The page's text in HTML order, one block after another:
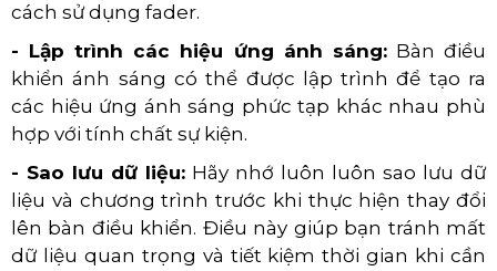
cách sử dụng fader.
- Lập trình các hiệu ứng ánh sáng:Bàn điều
khiển ánh sáng có thể được lập trình để tạo ra
các hiệu ứng ánh sáng phức tạp khác nhau phù
hợp với tính chất sự kiện.
- Sao lưu dữ liệu: Hãy nhớ luôn luôn sao lưu dữ
liệu và chương trình trước khi thực hiện thay đổi
lên bàn điều khiển. Điều này giúp bạn tránh mất
dữ liệu quan trọng và tiết kiệm thời gian khi cần